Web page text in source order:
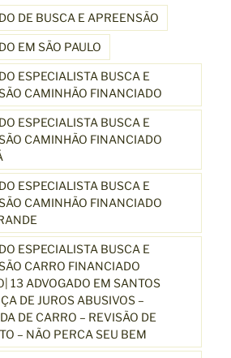
DE BUSCA E APREENSÃO
EM SÃO PAULO
ESPECIALISTA BUSCA E
CAMINHÃO FINANCIADO
ESPECIALISTA BUSCA E
CAMINHÃO FINANCIADO
ESPECIALISTA BUSCA E
CAMINHÃO FINANCIADO
ESPECIALISTA BUSCA E
CARRO FINANCIADO
13 ADVOGADO EM SANTOS
DE JUROS ABUSIVOS –
DE CARRO – REVISÃO DE
– NÃO PERCA SEU BEM